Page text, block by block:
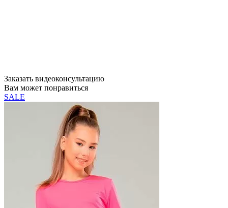
Заказать видеоконсультацию
Вам может понравиться
SALE